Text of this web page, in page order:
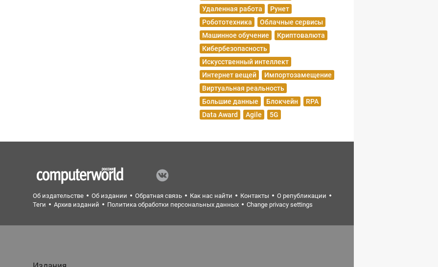
Удаленная работа
Рунет
Робототехника
Облачные сервисы
Машинное обучение
Криптовалюта
Кибербезопасность
Искусственный интеллект
Интернет вещей
Импортозамещение
Виртуальная реальность
Большие данные
Блокчейн
RPA
Data Award
Agile 5G
Об издательстве Об издании Обратная связь Как нас найти Контакты
О републикации
Теги
Архив изданий Политика обработки персональных данных Change privacy settings